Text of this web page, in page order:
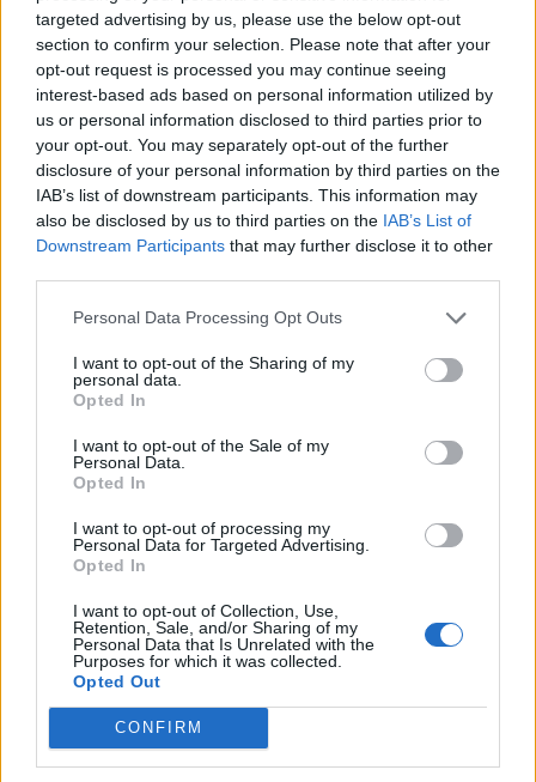
targeted advertising by us, please use the below opt-out
section to confirm your selection. Please note that after your
opt-out request is processed you may continue seeing
interest-based ads based on personal information utilized by
us or personal information disclosed to third parties prior to
your opt-out. You may separately opt-out of the further
disclosure of your personal information by third parties on the
IAB’s list of downstream participants. This information may
also be disclosed by us to third parties on the IAB’s List of
Downstream Participants that may further disclose it to other
Personal Data Processing Opt Outs
I want to opt-out of the Sharing of my
personal data.
Opted In
I want to opt-out of the Sale of my
Personal Data.
Opted In
I want to opt-out of processing my
Personal Data for Targeted Advertising.
Opted In
I want to opt-out of Collection, Use,
Retention, Sale, and/or Sharing of my
Personal Data that Is Unrelated with the
Purposes for which it was collected.
Opted Out
CONFIRM
Ειδήσεις 5-8-2026